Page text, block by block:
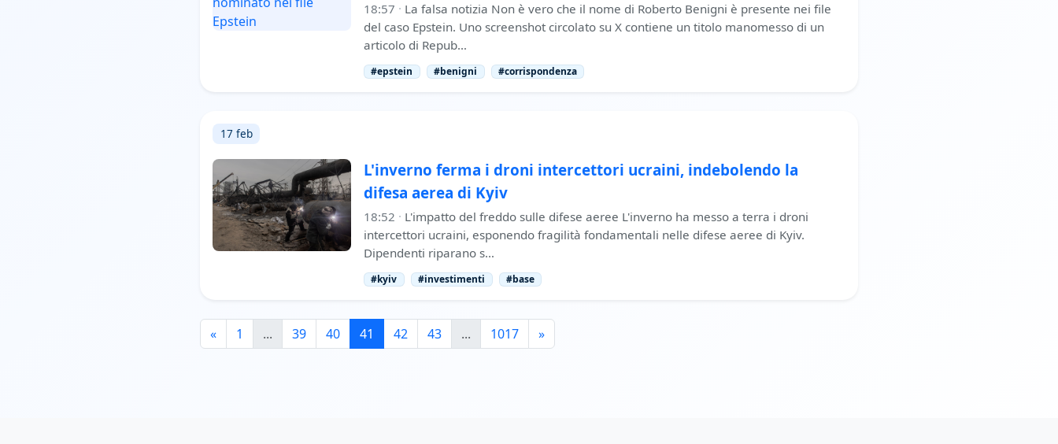
18:57 · La falsa notizia Non è vero che il nome di Roberto Benigni è presente nei file
del caso Epstein. Uno screenshot circolato su X contiene un titolo manomesso di un
articolo di Repub…
#epstein #benigni #corrispondenza
17 feb
L'inverno ferma i droni intercettori ucraini, indebolendo la
difesa aerea di Kyiv
18:52 · L'impatto del freddo sulle difese aeree L'inverno ha messo a terra i droni
intercettori ucraini, esponendo fragilità fondamentali nelle difese aeree di Kyiv.
Dipendenti riparano s…
#kyiv #investimenti #base
« 1 ... 39 40 41 42 43 ... 1017 »